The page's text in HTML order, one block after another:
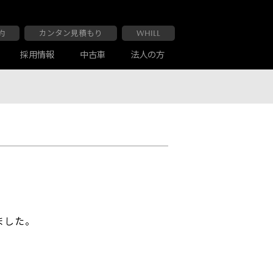
カンタン見積もり WHILL
採用情報 中古車 法人の方
た。